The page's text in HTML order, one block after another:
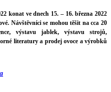
konat ve dnech 15. – 16. března 2022
Návštěvníci se mohou těšit na cca 20
výstavu jablek, výstavu strojů,
literatury a prodej ovoce a výrobků